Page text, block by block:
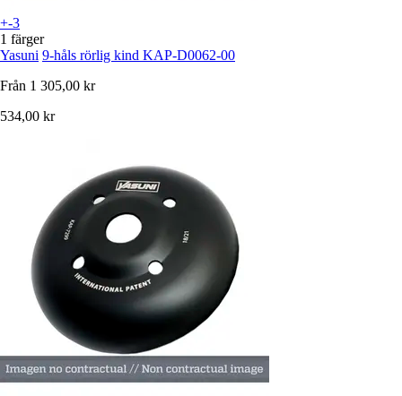
+-3
1 färger
Yasuni 9-håls rörlig kind KAP-D0062-00
Från 1 305,00 kr
534,00 kr